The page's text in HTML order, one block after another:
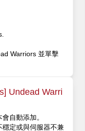
Warriors 並單擊
Undead Warri
自動添加。
定或與伺服器不兼